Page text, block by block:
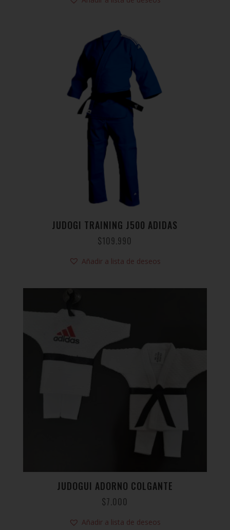
JUDOGI TRAINING J500 ADIDAS
$109.990
Añadir a lista de deseos
JUDOGUI ADORNO COLGANTE
$7.000
Añadir a lista de deseos